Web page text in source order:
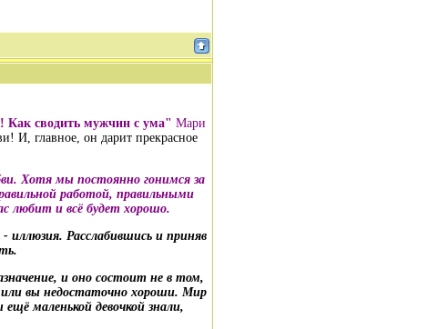
Как сводить мужчин с ума" Мари
И, главное, он дарит прекрасное
Хотя мы постоянно гонимся за
работой, правильными
и всё будет хорошо.
иллюзия. Расслабившись и приняв
и оно состоит не в том,
вы недостаточно хороши. Мир
маленькой девочкой знали,